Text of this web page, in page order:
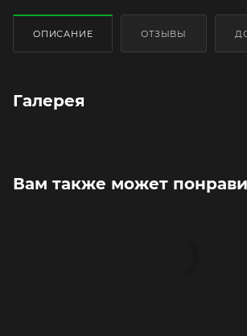
ОПИСАНИЕ ОТЗЫВЫ
Галерея
Вам также может